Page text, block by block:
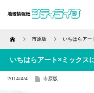
Home 市原版 いちはらア
いちはらアート×ミック
2014/4/4 市原版